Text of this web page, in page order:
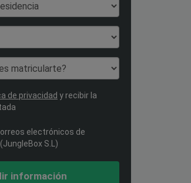
matricularte?
de privacidad y recibir la
electrónicos de
S.L)
información